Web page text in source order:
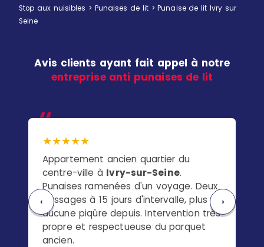
Stop aux nuisibles > Punaises de lit >Punaise de lit Ivry sur
Seine
Avis clients ayant fait appel à notre
entreprise anti punaises de lit
★★★★★
Appartement ancien quartier du
centre-ville à Ivry-sur-Seine.
Punaises ramenées d'un voyage. Deux
passages à 15 jours d'intervalle, plus
aucune piqûre depuis. Intervention très
propre et respectueuse du parquet
ancien.
‹ ›